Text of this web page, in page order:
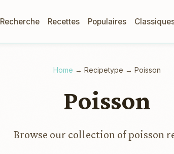
Recherche Recettes Populaires
Home → Recipetype → Poisson
Poisson
Browse our collection of poisson